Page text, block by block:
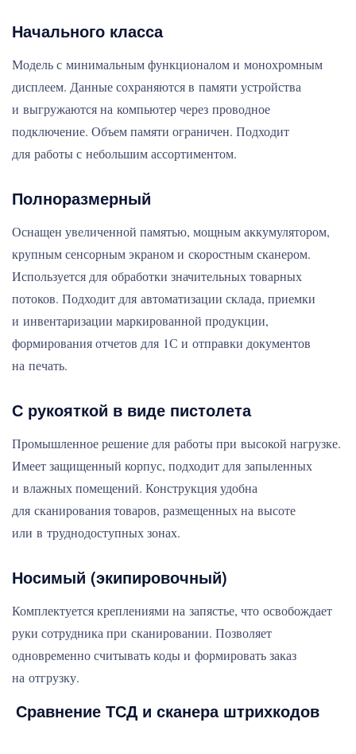
Начального класса
Модель с минимальным функционалом и монохромным
дисплеем. Данные сохраняются в памяти устройства
и выгружаются на компьютер через проводное
подключение. Объем памяти ограничен. Подходит
для работы с небольшим ассортиментом.
Полноразмерный
Оснащен увеличенной памятью, мощным аккумулятором,
крупным сенсорным экраном и скоростным сканером.
Используется для обработки значительных товарных
потоков. Подходит для автоматизации склада, приемки
и инвентаризации маркированной продукции,
формирования отчетов для 1С и отправки документов
на печать.
С рукояткой в виде пистолета
Промышленное решение для работы при высокой нагрузке.
Имеет защищенный корпус, подходит для запыленных
и влажных помещений. Конструкция удобна
для сканирования товаров, размещенных на высоте
или в труднодоступных зонах.
Носимый (экипировочный)
Комплектуется креплениями на запястье, что освобождает
руки сотрудника при сканировании. Позволяет
одновременно считывать коды и формировать заказ
на отгрузку.
Сравнение ТСД и сканера штрихкодов